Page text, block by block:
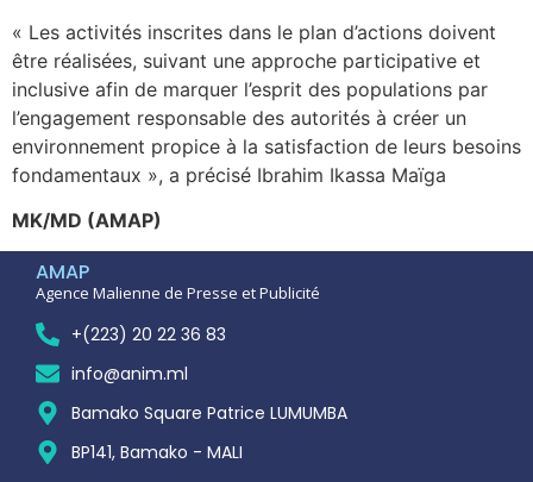
« Les activités inscrites dans le plan d’actions doivent
être réalisées, suivant une approche participative et
inclusive afin de marquer l’esprit des populations par
l’engagement responsable des autorités à créer un
environnement propice à la satisfaction de leurs besoins
fondamentaux », a précisé Ibrahim Ikassa Maïga
MK/MD (AMAP)
AMAP
Agence Malienne de Presse et Publicité
+(223) 20 22 36 83
info@anim.ml
Bamako Square Patrice LUMUMBA
BP141, Bamako - MALI